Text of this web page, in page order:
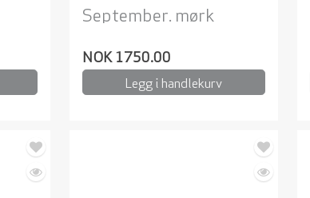
September. mørk
NOK 1750.00
Legg i handlekurv